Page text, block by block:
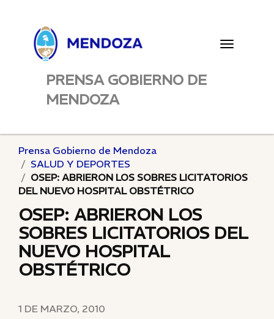
Toggle
PRENSA GOBIERNO DE
MENDOZA
Prensa Gobierno de Mendoza
SALUD Y DEPORTES
OSEP: ABRIERON LOS SOBRES LICITATORIOS
DEL NUEVO HOSPITAL OBSTÉTRICO
OSEP: ABRIERON LOS
SOBRES LICITATORIOS DEL
NUEVO HOSPITAL
OBSTÉTRICO
1 DE MARZO, 2010